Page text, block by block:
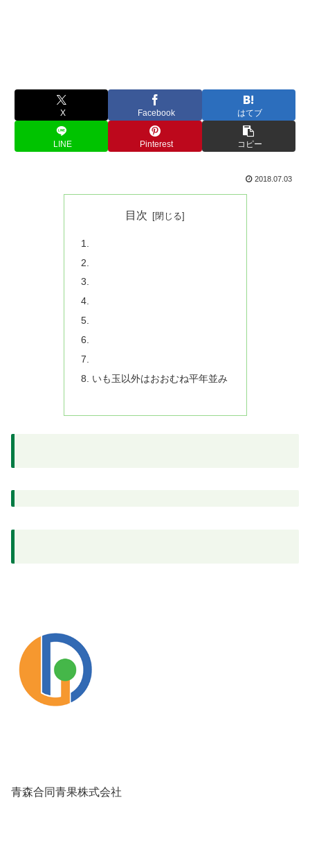
X Facebook はてブ
LINE Pinterest コピー
2018.07.03
目次
いも玉以外はおおむね平年並み
青森合同青果株式会社